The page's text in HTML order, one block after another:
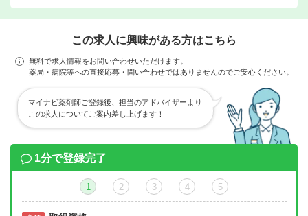
この求人に興味がある方はこちら
無料で求人情報をお問い合わせいただけます。
薬局・病院等への直接応募・問い合わせではありませんのでご安心ください。
マイナビ薬剤師ご登録後、担当のアドバイザーより
この求人についてご案内差し上げます！
1分で登録完了
1 2 3 4 5